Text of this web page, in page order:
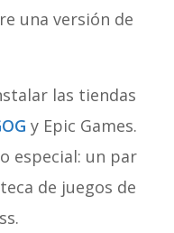
una versión de
las tiendas
y Epic Games.
especial: un par
de juegos de